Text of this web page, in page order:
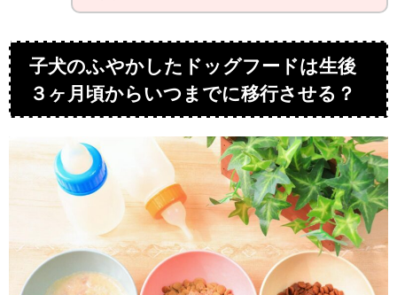
子犬のふやかしたドッグフードは生後
３ヶ月頃からいつまでに移行させる？